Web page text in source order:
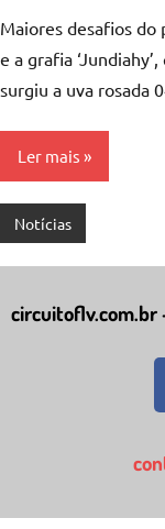
Maiores desafios
e a grafia
surgiu a uva rosada
Ler mais
Notícias
circuitoflv.com.br